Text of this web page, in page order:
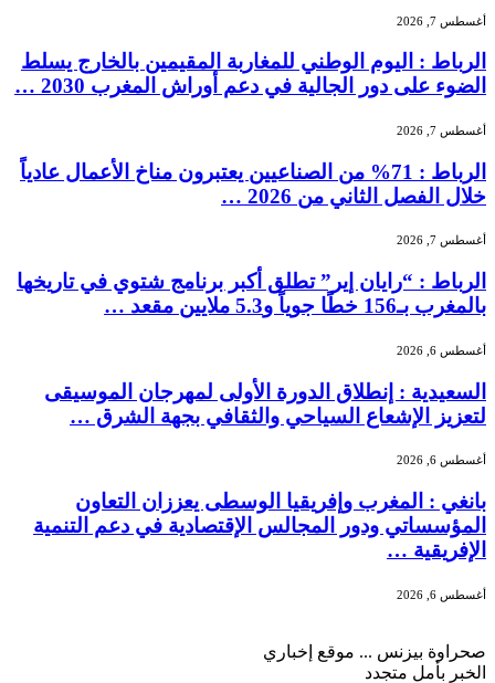
أغسطس 7, 2026
الرباط : اليوم الوطني للمغاربة المقيمين بالخارج يسلط
الضوء على دور الجالية في دعم أوراش المغرب 2030 …
أغسطس 7, 2026
الرباط : 71% من الصناعيين يعتبرون مناخ الأعمال عادياً
خلال الفصل الثاني من 2026 …
أغسطس 7, 2026
الرباط : “رايان إير” تطلق أكبر برنامج شتوي في تاريخها
بالمغرب بـ156 خطًا جوياً و5.3 ملايين مقعد …
أغسطس 6, 2026
السعيدية : إنطلاق الدورة الأولى لمهرجان الموسيقى
لتعزيز الإشعاع السياحي والثقافي بجهة الشرق …
أغسطس 6, 2026
بانغي : المغرب وإفريقيا الوسطى يعززان التعاون
المؤسساتي ودور المجالس الإقتصادية في دعم التنمية
الإفريقية …
أغسطس 6, 2026
صحراوة بيزنس ... موقع إخباري
الخبر بأمل متجدد